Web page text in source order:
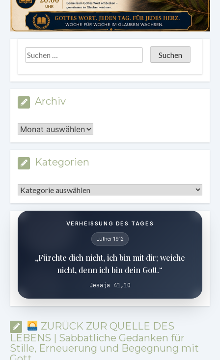
Archiv
Archiv
Kategorien
Kategorien
VERHEISSUNG DES TAGES
Luther 1912
„Fürchte dich nicht, ich bin mit dir; weiche
nicht, denn ich bin dein Gott.“
Jesaja 41,10
ZURÜCK ZUR QUELLE DES
LEBENS | Sabbatliche Gedanken für
Stille, Erneuerung und Begegnung mit